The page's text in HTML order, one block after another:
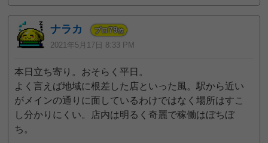
ナラカ プロ79位
2021年5月17日 8:33 PM
本日立ち寄り。おそらく平日。
よく言えば地域に根差した店といった風。駅から近い
がメインの通りに面しているわけではなく場所はすこ
し分かりにくい。店内は明るく奇麗で稼働はぼちぼ
ち。